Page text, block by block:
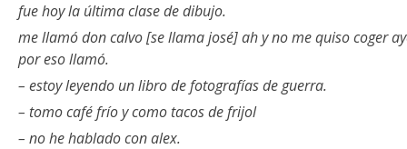
fue hoy la última clase de dibujo.
me llamó don calvo [se llama josé] ah y no me quiso coger
por eso llamó.
– estoy leyendo un libro de fotografías de guerra.
– tomo café frío y como tacos de frijol
– no he hablado con alex.